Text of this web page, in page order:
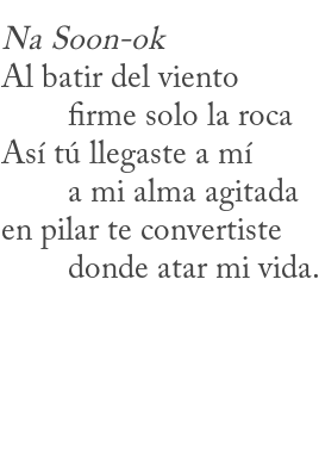
Na Soon-ok
Al batir del viento
​	firme solo la roca
Así tú llegaste a mí
​	a mi alma agitada
en pilar te convertiste
​	donde atar mi vida.